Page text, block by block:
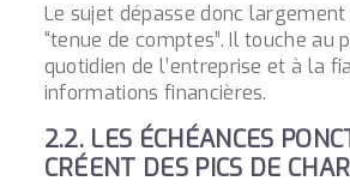
Le sujet dépasse donc
“tenue de comptes”. Il touche au
quotidien de l’entreprise et à la
informations financières.
2.2. LES ÉCHÉANCES
CRÉENT DES PICS DE